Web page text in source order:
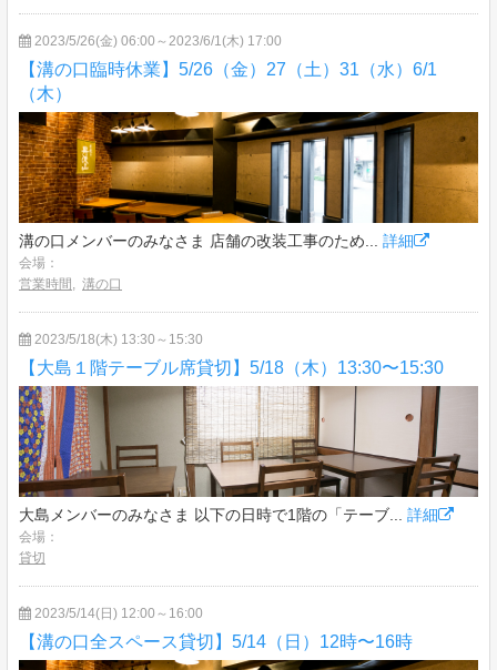
2023/5/26(金) 06:00～2023/6/1(木) 17:00
【溝の口臨時休業】5/26（金）27（土）31（水）6/1
（木）
溝の口メンバーのみなさま 店舗の改装工事のため... 詳細
会場：
営業時間 , 溝の口
2023/5/18(木) 13:30～15:30
【大島１階テーブル席貸切】5/18（木）13:30〜15:30
大島メンバーのみなさま 以下の日時で1階の「テーブ... 詳細
会場：
貸切
2023/5/14(日) 12:00～16:00
【溝の口全スペース貸切】5/14（日）12時〜16時